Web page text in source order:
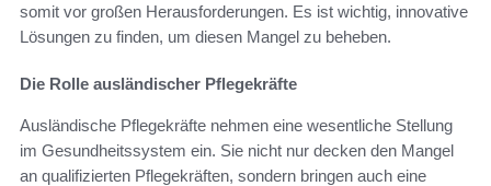
somit vor großen Herausforderungen. Es ist wichtig, innovative
Lösungen zu finden, um diesen Mangel zu beheben.
Die Rolle ausländischer Pflegekräfte
Ausländische Pflegekräfte nehmen eine wesentliche Stellung
im Gesundheitssystem ein. Sie nicht nur decken den Mangel
an qualifizierten Pflegekräften, sondern bringen auch eine